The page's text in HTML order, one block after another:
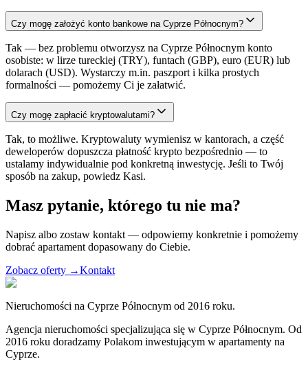
Czy mogę założyć konto bankowe na Cyprze Północnym?
Tak — bez problemu otworzysz na Cyprze Północnym konto
osobiste: w lirze tureckiej (TRY), funtach (GBP), euro (EUR) lub
dolarach (USD). Wystarczy m.in. paszport i kilka prostych
formalności — pomożemy Ci je załatwić.
Czy mogę zapłacić kryptowalutami?
Tak, to możliwe. Kryptowaluty wymienisz w kantorach, a część
deweloperów dopuszcza płatność krypto bezpośrednio — to
ustalamy indywidualnie pod konkretną inwestycję. Jeśli to Twój
sposób na zakup, powiedz Kasi.
Masz pytanie, którego tu nie ma?
Napisz albo zostaw kontakt — odpowiemy konkretnie i pomożemy
dobrać apartament dopasowany do Ciebie.
Zobacz oferty →Kontakt
Nieruchomości na Cyprze Północnym od 2016 roku.
Agencja nieruchomości specjalizująca się w Cyprze Północnym. Od
2016 roku doradzamy Polakom inwestującym w apartamenty na
Cyprze.